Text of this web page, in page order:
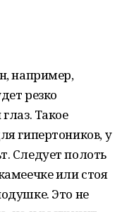
например,
резко
Такое
гипертоников, у
Следует полоть
или стоя
Это не